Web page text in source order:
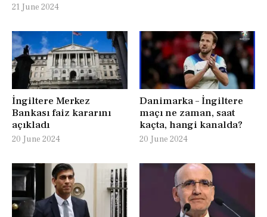
21 June 2024
İngiltere Merkez
Bankası faiz kararını
açıkladı
20 June 2024
Danimarka – İngiltere
maçı ne zaman, saat
kaçta, hangi kanalda?
20 June 2024